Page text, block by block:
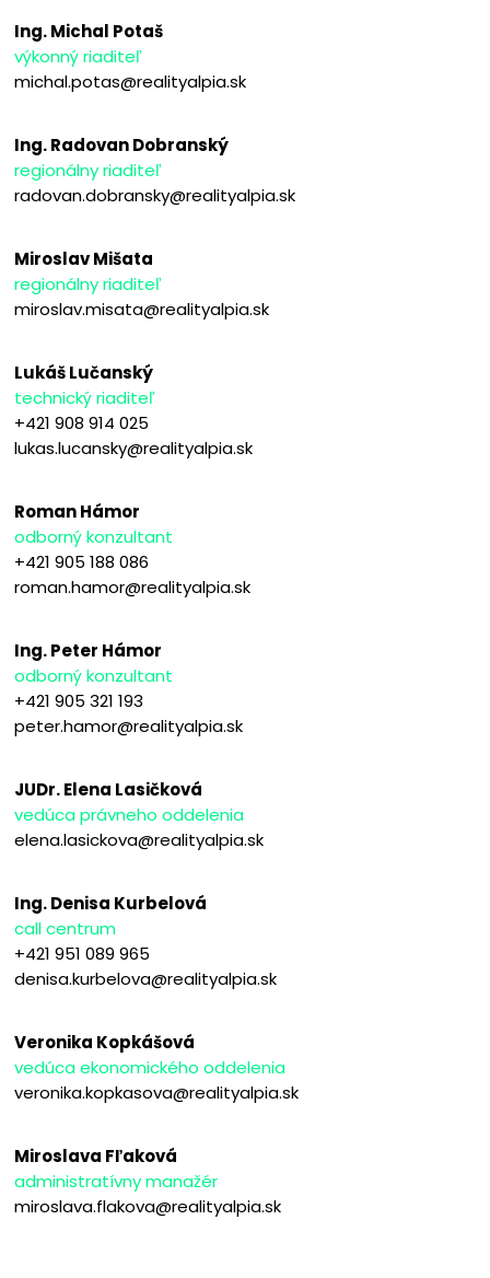
Ing. Michal Potaš
výkonný riaditeľ
michal.potas@realityalpia.sk
Ing. Radovan Dobranský
regionálny riaditeľ
radovan.dobransky@realityalpia.sk
Miroslav Mišata
regionálny riaditeľ
miroslav.misata@realityalpia.sk
Lukáš Lučanský
technický riaditeľ
+421 908 914 025
lukas.lucansky@realityalpia.sk
Roman Hámor
odborný konzultant
+421 905 188 086
roman.hamor@realityalpia.sk
Ing. Peter Hámor
odborný konzultant
+421 905 321 193
peter.hamor@realityalpia.sk
JUDr. Elena Lasičková
vedúca právneho oddelenia
elena.lasickova@realityalpia.sk
Ing. Denisa Kurbelová
call centrum
+421 951 089 965
denisa.kurbelova@realityalpia.sk
Veronika Kopkášová
vedúca ekonomického oddelenia
veronika.kopkasova@realityalpia.sk
Miroslava Fľaková
administratívny manažér
miroslava.flakova@realityalpia.sk